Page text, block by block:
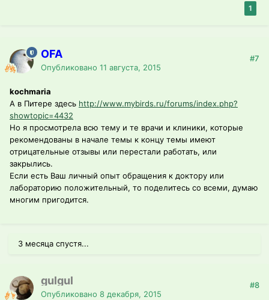
1
OFA
Опубликовано 11 августа, 2015
#7
kochmaria
А в Питере здесь http://www.mybirds.ru/forums/index.php?
showtopic=4432
Но я просмотрела всю тему и те врачи и клиники, которые
рекомендованы в начале темы к концу темы имеют
отрицательные отзывы или перестали работать, или
закрылись.
Если есть Ваш личный опыт обращения к доктору или
лабораторию положительный, то поделитесь со всеми, думаю
многим пригодится.
3 месяца спустя...
gulgul
Опубликовано 8 декабря, 2015
#8